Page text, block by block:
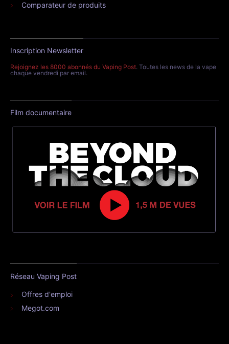
Comparateur de produits
Inscription Newsletter
Rejoignez les 8000 abonnés du Vaping Post. Toutes les news de la vape
chaque vendredi par email.
Film documentaire
Réseau Vaping Post
Offres d'emploi
Megot.com